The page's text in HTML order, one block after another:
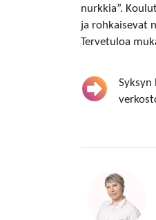
nurkkia”.
ja rohkaisevat
Tervetuloa
Syksyn